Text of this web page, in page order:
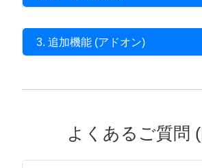
3. 追加機能 (アドオン)
よくあるご質問